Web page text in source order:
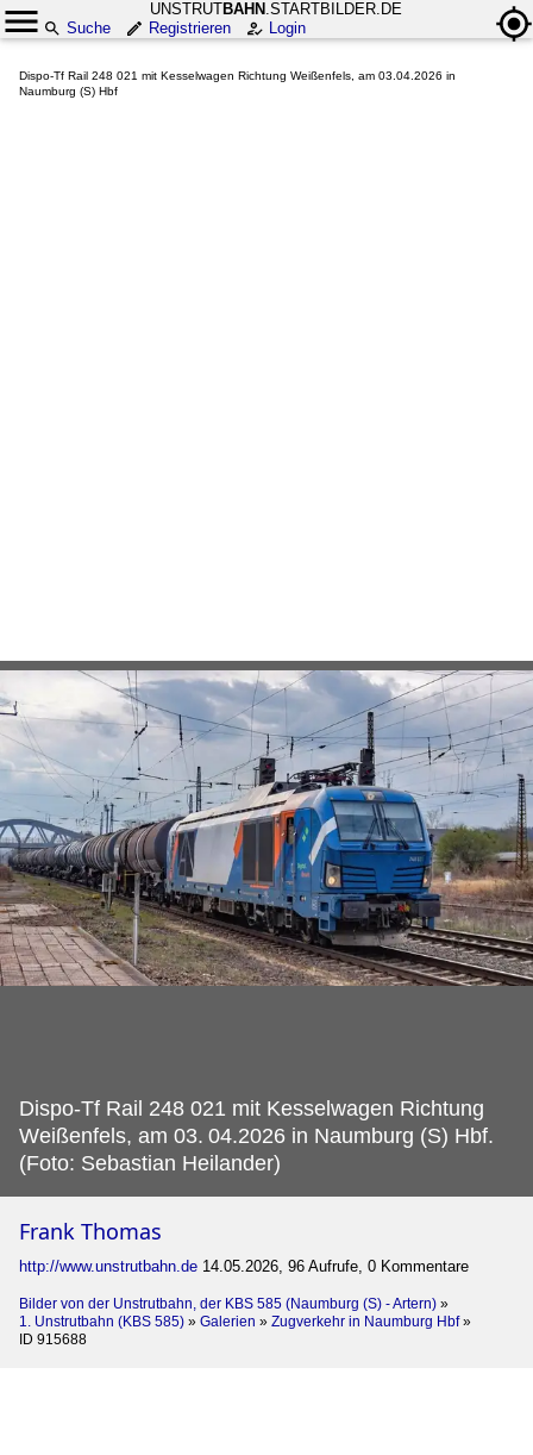
UNSTRUTBAHN .STARTBILDER.DE
Suche
Registrieren Login
Dispo-Tf Rail 248 021 mit Kesselwagen Richtung Weißenfels, am 03.04.2026 in
Naumburg (S) Hbf
Dispo-Tf Rail 248 021 mit Kesselwagen Richtung
Weißenfels, am 03. 04.2026 in Naumburg (S) Hbf.
(Foto: Sebastian Heilander)
Frank Thomas
http://www.unstrutbahn.de 14.05.2026, 96 Aufrufe, 0 Kommentare
Bilder von der Unstrutbahn, der KBS 585 (Naumburg (S) - Artern) »
1. Unstrutbahn (KBS 585) » Galerien » Zugverkehr in Naumburg Hbf»
ID 915688